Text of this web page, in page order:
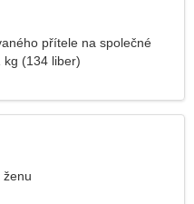
přítele na společné
kg (134 liber)
ženu